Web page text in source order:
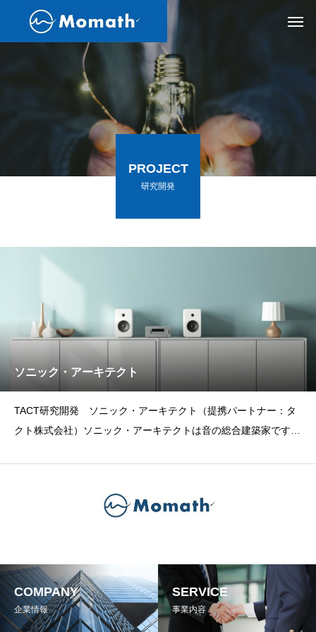
PROJECT
研究開発
ソニック・アーキテクト
TACT研究開発 ソニック・アーキテクト（提携パートナー：タ
クト株式会社）ソニック・アーキテクトは音の総合建築家です。
COMPANY
企業情報
SERVICE
事業内容